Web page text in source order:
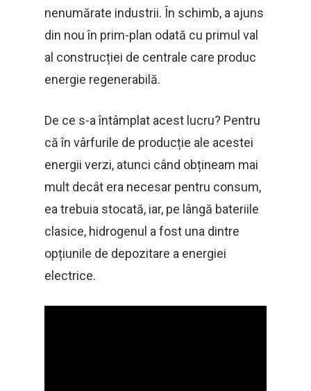
nenumărate industrii. În schimb, a ajuns
din nou în prim-plan odată cu primul val
al construcției de centrale care produc
energie regenerabilă.
De ce s-a întâmplat acest lucru? Pentru
că în vârfurile de producție ale acestei
energii verzi, atunci când obțineam mai
mult decât era necesar pentru consum,
ea trebuia stocată, iar, pe lângă bateriile
clasice, hidrogenul a fost una dintre
opțiunile de depozitare a energiei
electrice.